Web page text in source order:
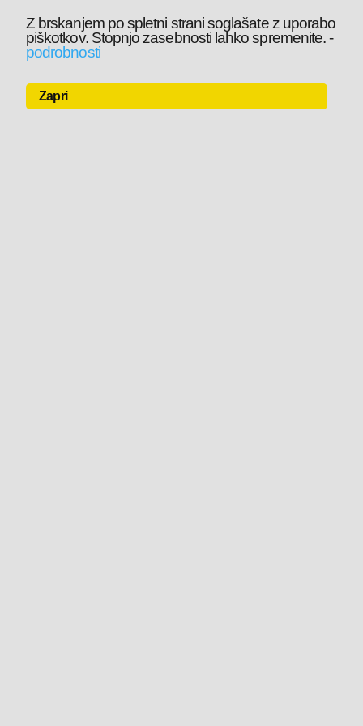
Z brskanjem po spletni strani soglašate z uporabo
piškotkov. Stopnjo zasebnosti lahko spremenite.-
podrobnosti
Zapri